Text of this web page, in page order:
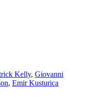
Kelly, Giovanni
, Emir Kusturica